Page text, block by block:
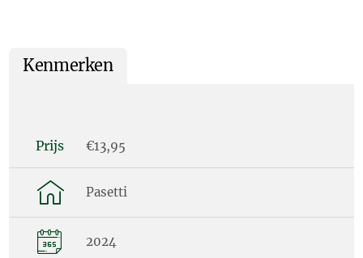
Kenmerken
Prijs €13,95
Pasetti
2024